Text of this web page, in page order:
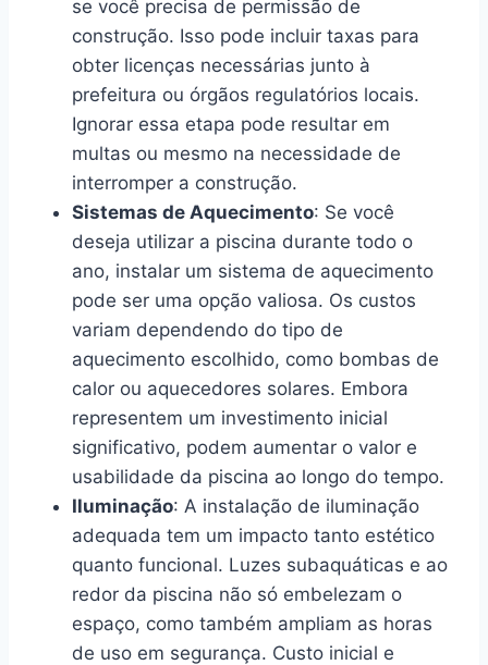
se você precisa de permissão de
construção. Isso pode incluir taxas para
obter licenças necessárias junto à
prefeitura ou órgãos regulatórios locais.
Ignorar essa etapa pode resultar em
multas ou mesmo na necessidade de
interromper a construção.
Sistemas de Aquecimento: Se você
deseja utilizar a piscina durante todo o
ano, instalar um sistema de aquecimento
pode ser uma opção valiosa. Os custos
variam dependendo do tipo de
aquecimento escolhido, como bombas de
calor ou aquecedores solares. Embora
representem um investimento inicial
significativo, podem aumentar o valor e
usabilidade da piscina ao longo do tempo.
Iluminação: A instalação de iluminação
adequada tem um impacto tanto estético
quanto funcional. Luzes subaquáticas e ao
redor da piscina não só embelezam o
espaço, como também ampliam as horas
de uso em segurança. Custo inicial e